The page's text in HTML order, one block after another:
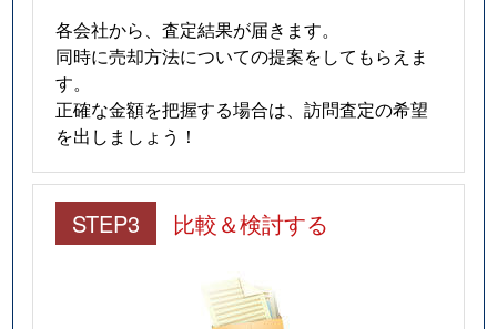
各会社から、査定結果が届きます。
同時に売却方法についての提案をしてもらえま
す。
正確な金額を把握する場合は、訪問査定の希望
を出しましょう！
STEP3 比較＆検討する